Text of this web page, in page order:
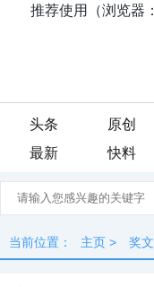
头条 原创
最新
快料
当前位置： 主页 > 奖文